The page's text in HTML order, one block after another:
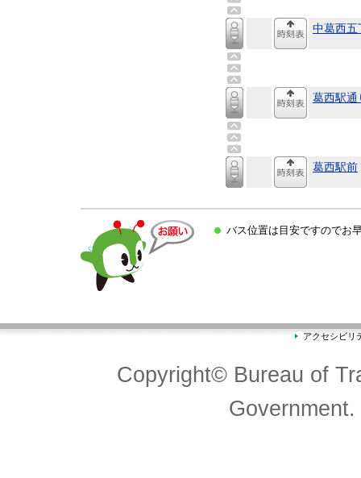
中葛西五
葛西駅通
葛西駅前
バス位置は目安ですのでお
アクセシビリ
Copyright© Bureau of